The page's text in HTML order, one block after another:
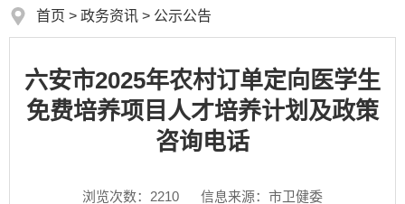
首页 > 政务资讯 > 公示公告
六安市2025年农村订单定向医学生
免费培养项目人才培养计划及政策
咨询电话
浏览次数： 2210
信息来源：市卫健委